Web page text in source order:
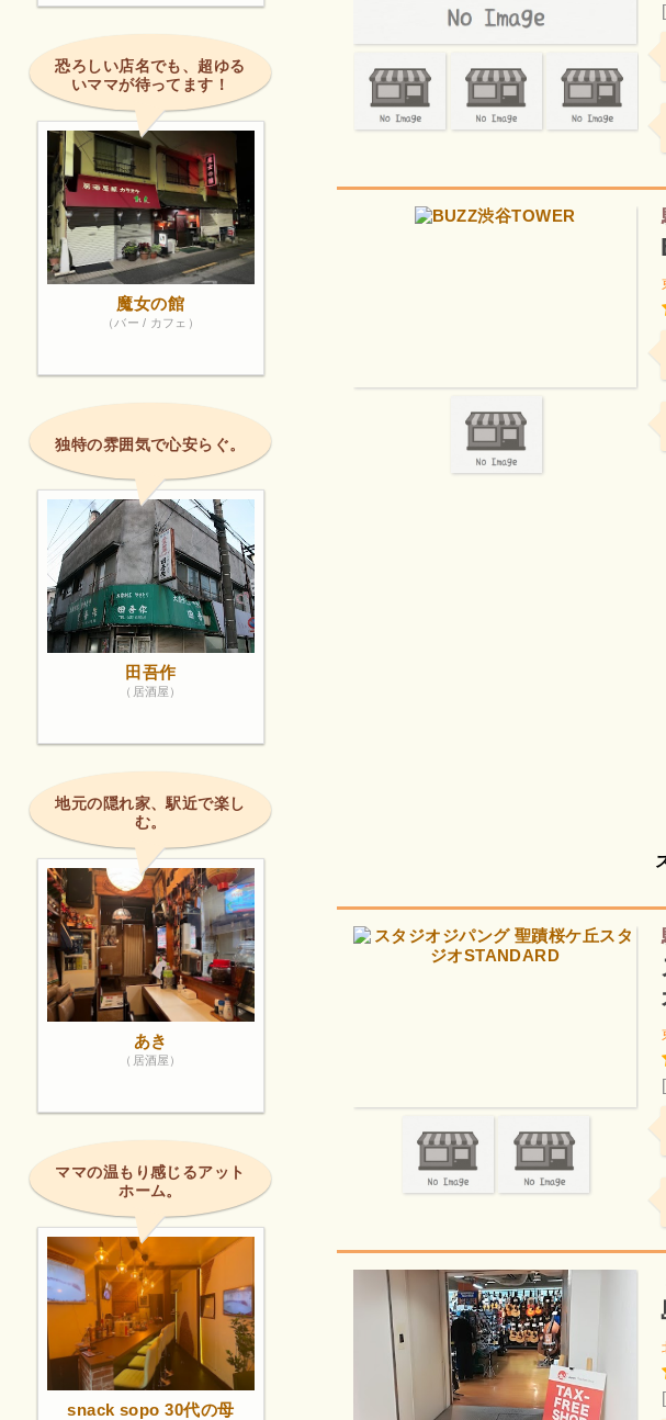
恐ろしい店名でも、超ゆる
いママが待ってます！
魔女の館
（バー / カフェ）
独特の雰囲気で心安らぐ。
田吾作
（居酒屋）
地元の隠れ家、駅近で楽し
む。
あき
（居酒屋）
ママの温もり感じるアット
ホーム。
snack sopo 30代の母